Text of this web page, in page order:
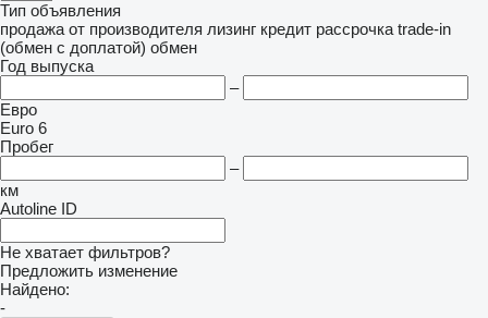
Тип объявления
продажа от производителя лизинг кредит рассрочка trade-in
(обмен с доплатой) обмен
Год выпуска
–
Евро
Euro 6
Пробег
–
км
Autoline ID
Не хватает фильтров?
Предложить изменение
Найдено:
-